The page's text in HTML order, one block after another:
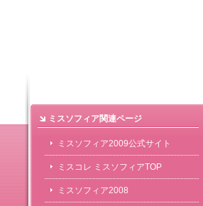
ミスソフィア関連ページ
ミスソフィア2009公式サイト
ミスコレ ミスソフィアTOP
ミスソフィア2008